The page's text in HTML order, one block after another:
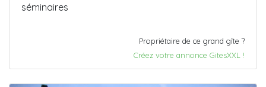
séminaires
Propriétaire de ce grand gîte ?
Créez votre annonce GitesXXL !